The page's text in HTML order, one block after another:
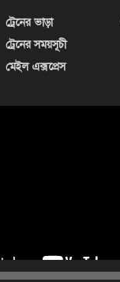
ট্রেনের ভাড়া
ট্রেনের সময়সূচী
মেইল এক্সপ্রেস